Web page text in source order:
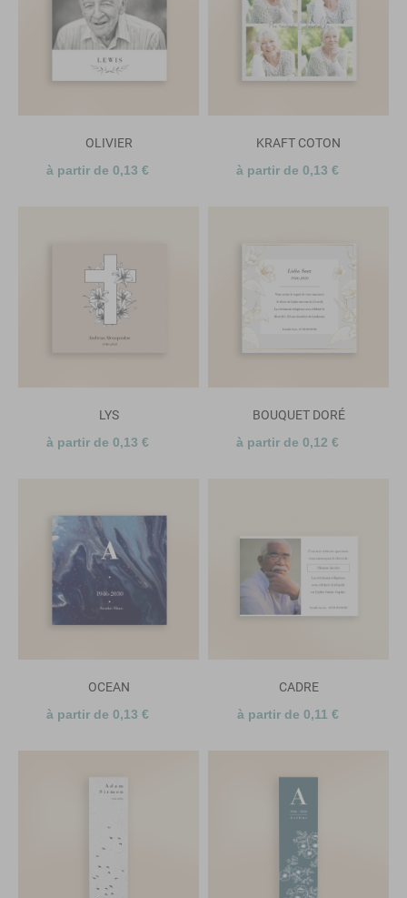
OLIVIER
à partir de 0,13 €
KRAFT COTON
à partir de 0,13 €
LYS
à partir de 0,13 €
BOUQUET DORÉ
à partir de 0,12 €
OCEAN
à partir de 0,13 €
CADRE
à partir de 0,11 €